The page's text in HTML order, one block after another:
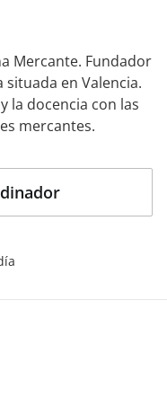
Mercante. Fundador
en Valencia.
la docencia con las
mercantes.